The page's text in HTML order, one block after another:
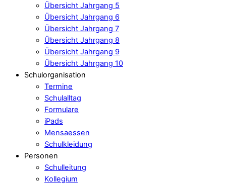
Übersicht Jahrgang 5
Übersicht Jahrgang 6
Übersicht Jahrgang 7
Übersicht Jahrgang 8
Übersicht Jahrgang 9
Übersicht Jahrgang 10
Schulorganisation
Termine
Schulalltag
Formulare
iPads
Mensaessen
Schulkleidung
Personen
Schulleitung
Kollegium